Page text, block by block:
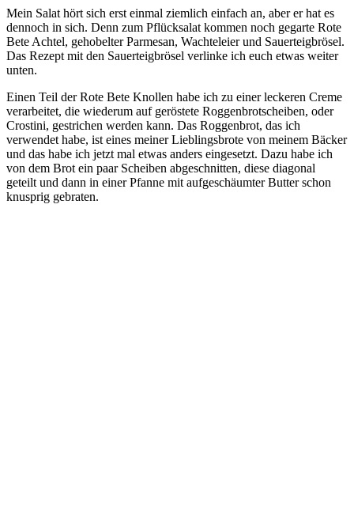
Mein Salat hört sich erst einmal ziemlich einfach an, aber er hat es
dennoch in sich. Denn zum Pflücksalat kommen noch gegarte Rote
Bete Achtel, gehobelter Parmesan, Wachteleier und Sauerteigbrösel.
Das Rezept mit den Sauerteigbrösel verlinke ich euch etwas weiter
unten.
Einen Teil der Rote Bete Knollen habe ich zu einer leckeren Creme
verarbeitet, die wiederum auf geröstete Roggenbrotscheiben, oder
Crostini, gestrichen werden kann. Das Roggenbrot, das ich
verwendet habe, ist eines meiner Lieblingsbrote von meinem Bäcker
und das habe ich jetzt mal etwas anders eingesetzt. Dazu habe ich
von dem Brot ein paar Scheiben abgeschnitten, diese diagonal
geteilt und dann in einer Pfanne mit aufgeschäumter Butter schon
knusprig gebraten.